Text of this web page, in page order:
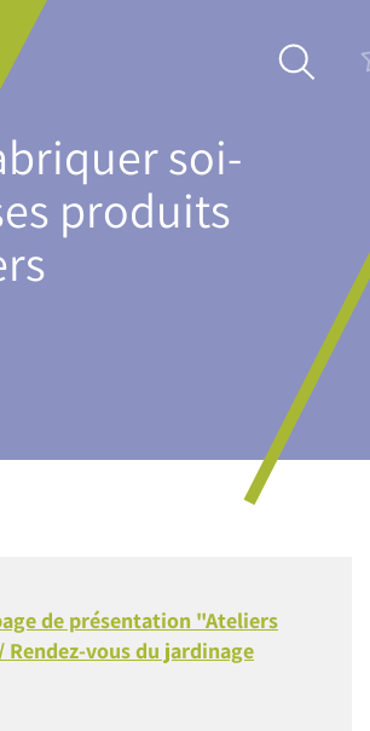
soi-
produits
de présentation "Ateliers
Rendez-vous du jardinage